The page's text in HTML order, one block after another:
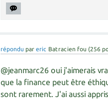
répondu pareric Batracien fou (256
@jeanmarc26 oui j'aimerais
que la finance peut être
sont rarement. J'ai aussi